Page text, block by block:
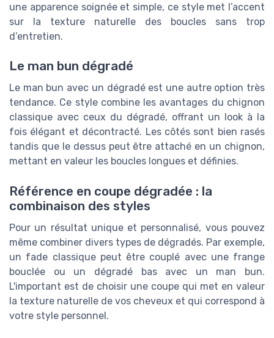
une apparence soignée et simple, ce style met l’accent
sur la texture naturelle des boucles sans trop
d’entretien.
Le man bun dégradé
Le man bun avec un dégradé est une autre option très
tendance. Ce style combine les avantages du chignon
classique avec ceux du dégradé, offrant un look à la
fois élégant et décontracté. Les côtés sont bien rasés
tandis que le dessus peut être attaché en un chignon,
mettant en valeur les boucles longues et définies.
Référence en coupe dégradée : la
combinaison des styles
Pour un résultat unique et personnalisé, vous pouvez
même combiner divers types de dégradés. Par exemple,
un fade classique peut être couplé avec une frange
bouclée ou un dégradé bas avec un man bun.
L'important est de choisir une coupe qui met en valeur
la texture naturelle de vos cheveux et qui correspond à
votre style personnel.